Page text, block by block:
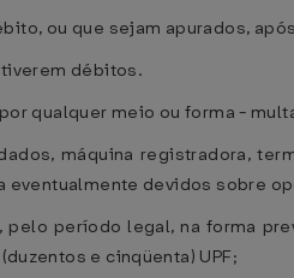
ou que sejam apurados,
tiverem débitos.
qualquer meio ou forma -
máquina registradora,
devidos sobre
período legal, na forma
e cinqüenta) UPF;